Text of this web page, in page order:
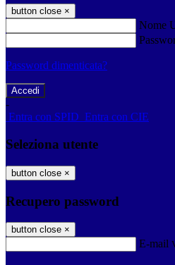
button close ×
Nome
Password dimenticata?
-
Entra con SPID Entra con CIE
Seleziona utente
button close ×
Recupero password
button close ×
E-mail